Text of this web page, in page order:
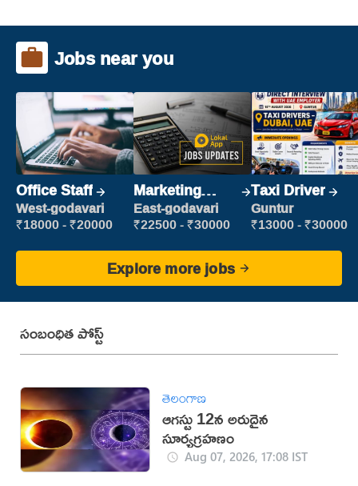
Jobs near you
Office Staff
West-godavari
₹18000 - ₹20000
Marketing
Executive
East-godavari
₹22500 - ₹30000
Taxi Driver
Guntur
₹13000 - ₹30000
Explore more jobs
సంబంధిత పోస్ట్
తెలంగాణ
ఆగస్టు 12న అరుదైన
సూర్యగ్రహణం
Aug 07, 2026, 17:08 IST